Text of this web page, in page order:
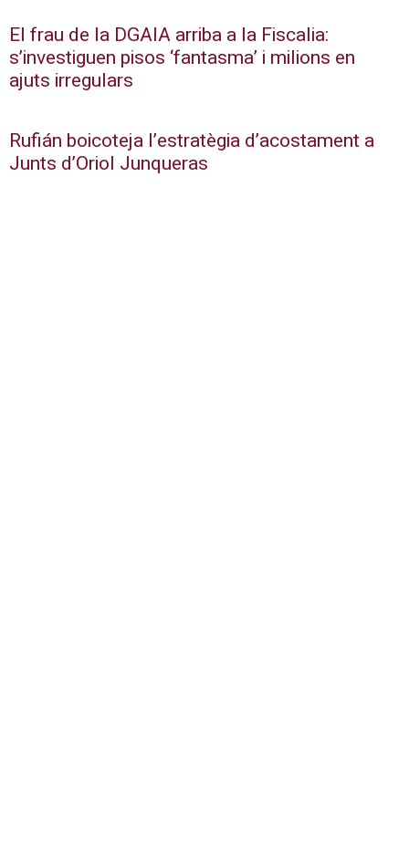
El frau de la DGAIA arriba a la Fiscalia:
s’investiguen pisos ‘fantasma’ i milions en
ajuts irregulars
Rufián boicoteja l’estratègia d’acostament a
Junts d’Oriol Junqueras